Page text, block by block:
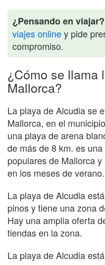
¿Pensando en viajar?
viajes onliney pide
compromiso.
¿Cómo se llama
Mallorca?
La playa de Alcudia se
Mallorca, en el
una playa de arena
de más de 8 km. es
populares de Mallorca
en los meses de verano.
La playa de Alcudia
pinos y tiene una zona
Hay una amplia oferta
tiendas en la zona.
La playa de Alcudia